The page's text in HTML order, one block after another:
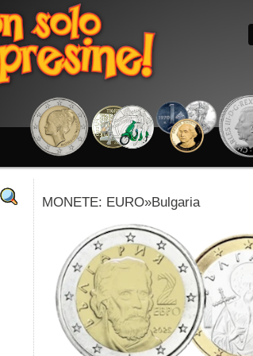
MONETE: EURO»Bulgaria